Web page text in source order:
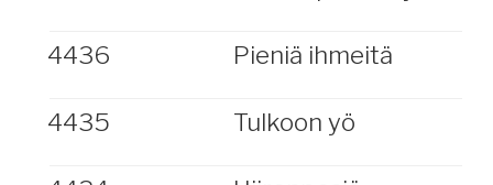
4436 Pieniä ihmeitä
4435 Tulkoon yö